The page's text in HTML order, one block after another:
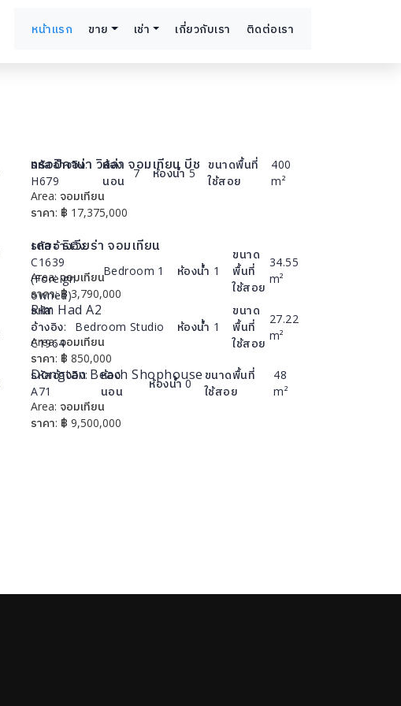
หน้าแรก ขาย เช่า เกี่ยวกับเรา ติดต่อเรา
รหัสอ้างอิง:
H679
ห้อง
นอน
7 ห้องน้ำ 5
ขนาดพื้นที่
ใช้สอย
400
m²
ทรอปิคาน่า วิลล่า จอมเทียน บีช
Area: จอมเทียน
ราคา: ฿ 17,375,000
รหัสอ้างอิง:
C1639
(Foreign
owned)
Bedroom 1 ห้องน้ำ 1
ขนาด
พื้นที่
ใช้สอย
34.55
m²
เดอะ ริเวียร่า จอมเทียน
Area: จอมเทียน
ราคา:฿3,790,000
รายละเอียด
รหัส
อ้างอิง:
C1964
Bedroom Studio ห้องน้ำ 1
ขนาด
พื้นที่
ใช้สอย
27.22
m²
Rim Had A2
Area: จอมเทียน
ราคา: ฿ 850,000
รายละเอียด
รหัสอ้างอิง:
A71
ห้อง
นอน
ห้องน้ำ 0
ขนาดพื้นที่
ใช้สอย
48
m²
Dongtan Beach Shophouse
Area: จอมเทียน
ราคา: ฿ 9,500,000